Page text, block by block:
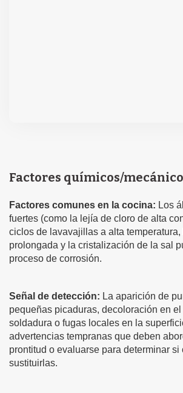
Factores químicos/
Factores comunes en la cocina: Los
fuertes (como la lejía de cloro de alta
ciclos de lavavajillas a alta temperatura,
prolongada y la cristalización de la sal
proceso de corrosión.
Señal de detección: La aparición de
pequeñas picaduras, decoloración en
soldadura o fugas locales en la
advertencias tempranas que deben
prontitud o evaluarse para determinar si
sustituirlas.